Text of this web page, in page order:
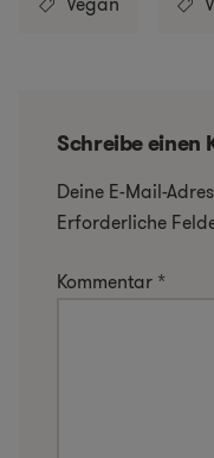
Schreibe einen
Deine E-Mail-
Erforderliche
Kommentar *